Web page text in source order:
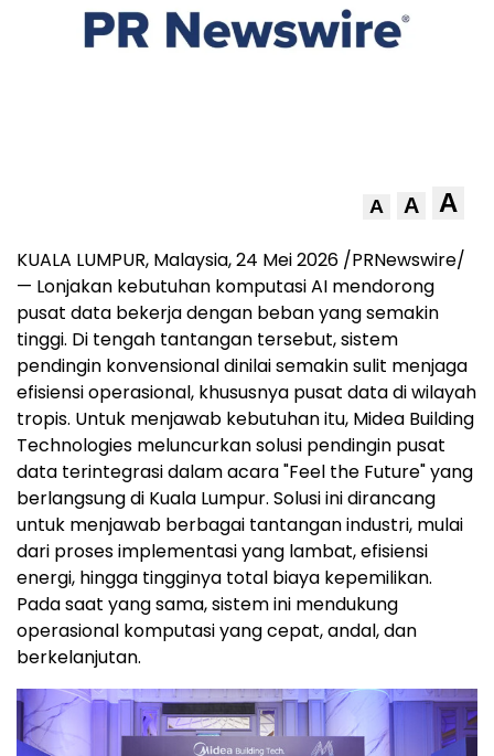
A A A
KUALA LUMPUR, Malaysia, 24 Mei 2026 /PRNewswire/
— Lonjakan kebutuhan komputasi AI mendorong
pusat data bekerja dengan beban yang semakin
tinggi. Di tengah tantangan tersebut, sistem
pendingin konvensional dinilai semakin sulit menjaga
efisiensi operasional, khususnya pusat data di wilayah
tropis. Untuk menjawab kebutuhan itu, Midea Building
Technologies meluncurkan solusi pendingin pusat
data terintegrasi dalam acara "Feel the Future" yang
berlangsung di Kuala Lumpur. Solusi ini dirancang
untuk menjawab berbagai tantangan industri, mulai
dari proses implementasi yang lambat, efisiensi
energi, hingga tingginya total biaya kepemilikan.
Pada saat yang sama, sistem ini mendukung
operasional komputasi yang cepat, andal, dan
berkelanjutan.